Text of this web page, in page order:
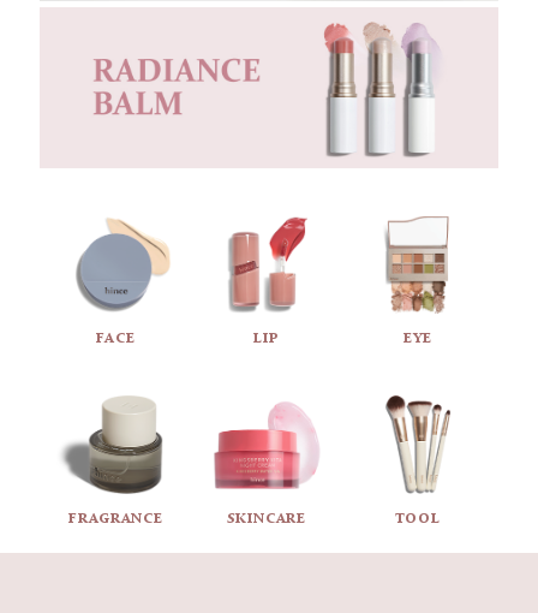
FACE LIP EYE
FRAGRANCE SKINCARE TOOL